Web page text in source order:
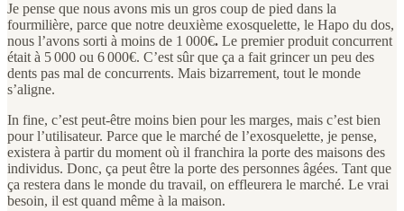
Je pense que nous avons mis un gros coup de pied dans la
fourmilière, parce que notre deuxième exosquelette, le Hapo du dos,
nous l’avons sorti à moins de 1 000€. Le premier produit concurrent
était à 5 000 ou 6 000€. C’est sûr que ça a fait grincer un peu des
dents pas mal de concurrents. Mais bizarrement, tout le monde
s’aligne.
In fine, c’est peut-être moins bien pour les marges, mais c’est bien
pour l’utilisateur. Parce que le marché de l’exosquelette, je pense,
existera à partir du moment où il franchira la porte des maisons des
individus. Donc, ça peut être la porte des personnes âgées. Tant que
ça restera dans le monde du travail, on effleurera le marché. Le vrai
besoin, il est quand même à la maison.